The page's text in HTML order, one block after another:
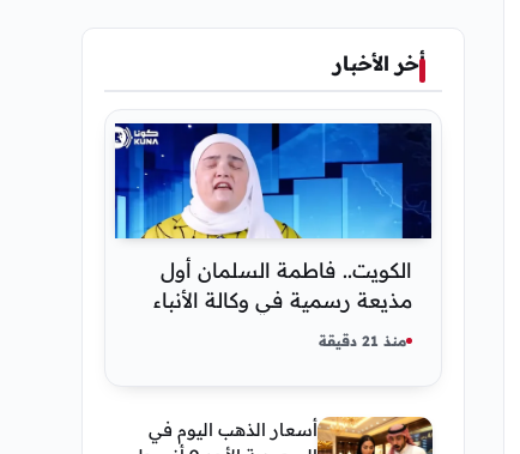
أخر الأخبار
الكويت.. فاطمة السلمان أول
مذيعة رسمية في وكالة الأنباء
كونا
منذ 21 دقيقة
أسعار الذهب اليوم في